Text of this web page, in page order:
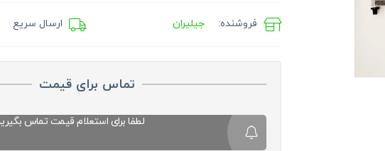
فروشنده: جیلیران ارسال سریع
تماس برای قیمت
لطفا برای استعلام قیمت تماس